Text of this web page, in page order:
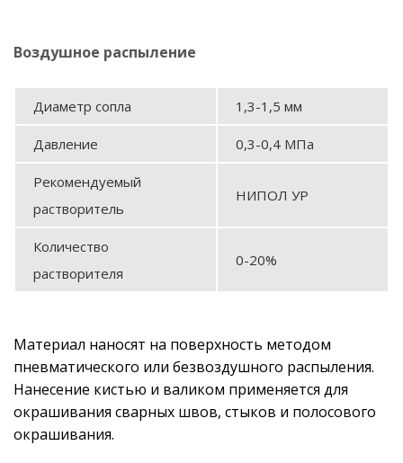
Воздушное распыление
Диаметр сопла 1,3-1,5 мм
Давление 0,3-0,4 МПа
Рекомендуемый
растворитель
НИПОЛ УР
Количество
растворителя
0-20%
Материал наносят на поверхность методом
пневматического или безвоздушного распыления.
Нанесение кистью и валиком применяется для
окрашивания сварных швов, стыков и полосового
окрашивания.